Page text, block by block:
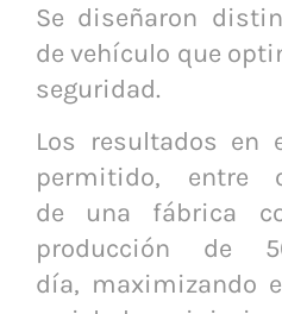
Se diseñaron
de vehículo que
seguridad.
Los resultados en
permitido, entre
de una fábrica
producción de
día, maximizando